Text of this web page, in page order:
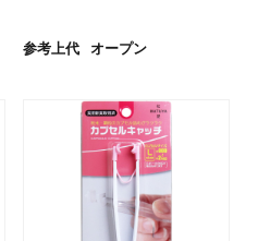
参考上代 オープン